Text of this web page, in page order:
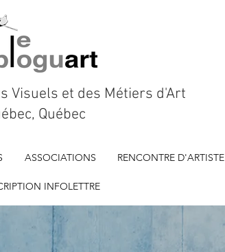
Visuels et des Métiers d'Art
Québec
ASSOCIATIONS RENCONTRE D'ARTISTE
INFOLETTRE